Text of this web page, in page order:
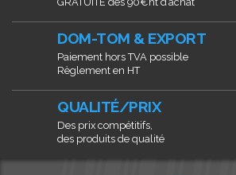
DOM-TOM & EXPORT
Paiement hors TVA possible
Règlement en HT
QUALITÉ/PRIX
Des prix compétitifs,
des produits de qualité